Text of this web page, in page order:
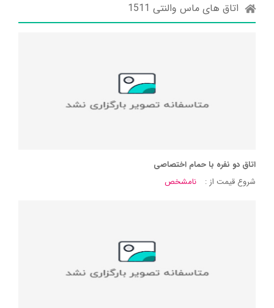
اتاق های ماس والنتی 1511
اتاق دو نفره با حمام اختصاصی
شروع قیمت از :
نامشخص